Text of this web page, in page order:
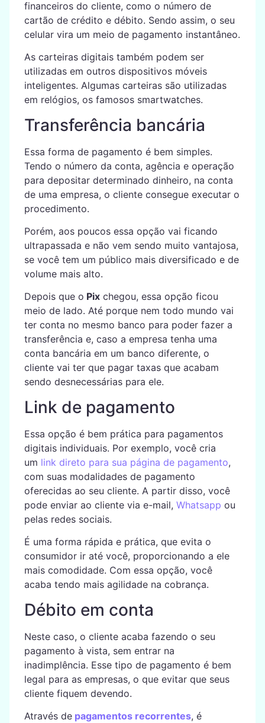
financeiros do cliente, como o número de
cartão de crédito e débito. Sendo assim, o seu
celular vira um meio de pagamento instantâneo.
As carteiras digitais também podem ser
utilizadas em outros dispositivos móveis
inteligentes. Algumas carteiras são utilizadas
em relógios, os famosos smartwatches.
Transferência bancária
Essa forma de pagamento é bem simples.
Tendo o número da conta, agência e operação
para depositar determinado dinheiro, na conta
de uma empresa, o cliente consegue executar o
procedimento.
Porém, aos poucos essa opção vai ficando
ultrapassada e não vem sendo muito vantajosa,
se você tem um público mais diversificado e de
volume mais alto.
Depois que o Pixchegou, essa opção ficou
meio de lado. Até porque nem todo mundo vai
ter conta no mesmo banco para poder fazer a
transferência e, caso a empresa tenha uma
conta bancária em um banco diferente, o
cliente vai ter que pagar taxas que acabam
sendo desnecessárias para ele.
Link de pagamento
Essa opção é bem prática para pagamentos
digitais individuais. Por exemplo, você cria
um link direto para sua página de pagamento,
com suas modalidades de pagamento
oferecidas ao seu cliente. A partir disso, você
pode enviar ao cliente via e-mail, Whatsapp ou
pelas redes sociais.
É uma forma rápida e prática, que evita o
consumidor ir até você, proporcionando a ele
mais comodidade. Com essa opção, você
acaba tendo mais agilidade na cobrança.
Débito em conta
Neste caso, o cliente acaba fazendo o seu
pagamento à vista, sem entrar na
inadimplência. Esse tipo de pagamento é bem
legal para as empresas, o que evitar que seus
cliente fiquem devendo.
Através depagamentos recorrentes, é